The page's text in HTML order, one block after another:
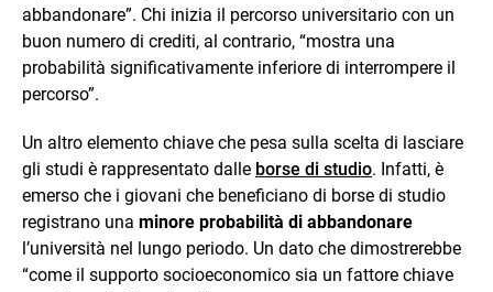
abbandonare”. Chi inizia il percorso universitario con un
buon numero di crediti, al contrario, “mostra una
probabilità significativamente inferiore di interrompere il
percorso”.
Un altro elemento chiave che pesa sulla scelta di lasciare
gli studi è rappresentato dalle borse di studio. Infatti, è
emerso che i giovani che beneficiano di borse di studio
registrano una minore probabilità di abbandonare
l’università nel lungo periodo. Un dato che dimostrerebbe
“come il supporto socioeconomico sia un fattore chiave